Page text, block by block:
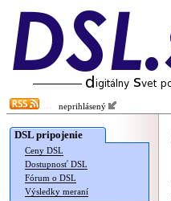
neprihlásený
DSL pripojenie
Ceny DSL
Dostupnosť DSL
Fórum o DSL
Výsledky meraní